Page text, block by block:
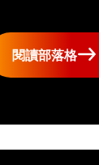
閱讀部落格